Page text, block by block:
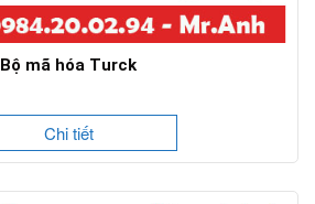
Bộ mã hóa Turck
Chi tiết